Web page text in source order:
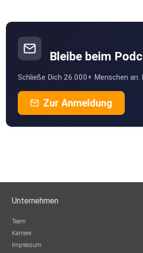
Bleibe beim
Schließe Dich 26.000+ Menschen
Zur Anmeldung
Unternehmen
Team
Karriere
Impressum